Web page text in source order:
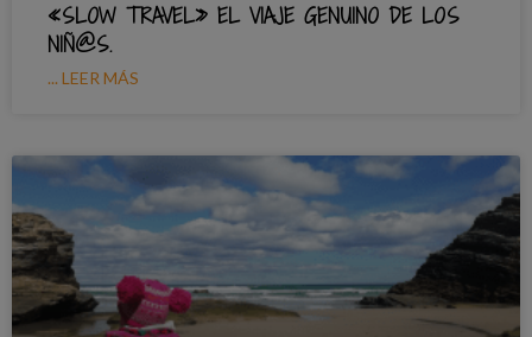
«SLOW TRAVEL» EL VIAJE GENUINO DE LOS
NIÑ@S.
... LEER MÁS